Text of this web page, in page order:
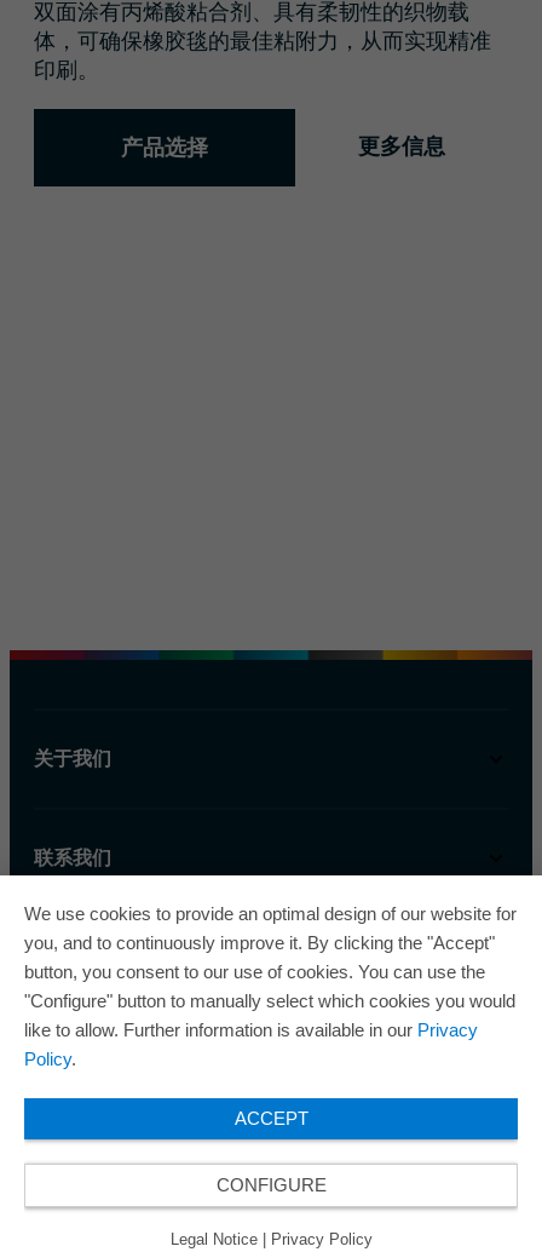
双面涂有丙烯酸粘合剂、具有柔韧性的织物载
体，可确保橡胶毯的最佳粘附力，从而实现精准
印刷。
产品选择 更多信息
关于我们
联系我们
欧瑞飞已五次荣获“最佳管理企业奖”，因此获得
© 2026 ORAFOL Europe GmbH. ­All rights reserved.
Legal Notice
Privacy Policy
We use cookies to provide an optimal design of our website for
you, and to continuously improve it. By clicking the "Accept"
button, you consent to our use of cookies. You can use the
"Configure" button to manually select which cookies you would
like to allow. Further information is available in our Privacy
Policy.
ACCEPT
CONFIGURE
Legal Notice Privacy Policy